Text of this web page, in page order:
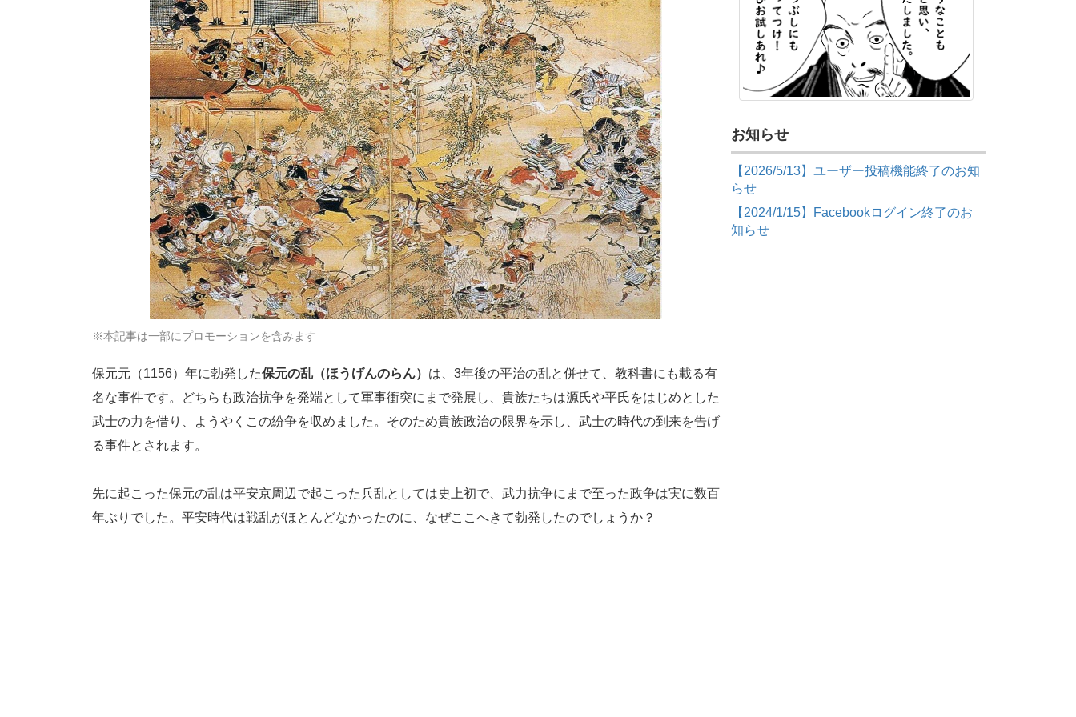
※本記事は一部にプロモーションを含みます
保元元（1156）年に勃発した保元の乱（ほうげんのらん） は、3年後の平治の乱と併せて、教科書にも載る有
名な事件です。どちらも政治抗争を発端として軍事衝突にまで発展し、貴族たちは源氏や平氏をはじめとした
武士の力を借り、ようやくこの紛争を収めました。そのため貴族政治の限界を示し、武士の時代の到来を告げ
る事件とされます。
先に起こった保元の乱は平安京周辺で起こった兵乱としては史上初で、武力抗争にまで至った政争は実に数百
年ぶりでした。平安時代は戦乱がほとんどなかったのに、なぜここへきて勃発したのでしょうか？
お知らせ
【2026/5/13】ユーザー投稿機能終了のお知
らせ
【2024/1/15】Facebookログイン終了のお
知らせ